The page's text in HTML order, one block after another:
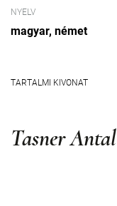
NYELV
magyar német
TARTALMI KIVONAT
Tasner Antal